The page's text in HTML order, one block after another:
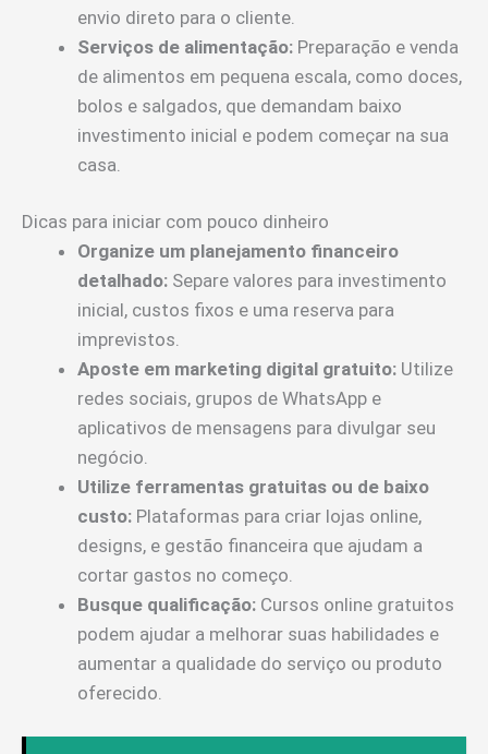
envio direto para o cliente.
Serviços de alimentação: Preparação e venda
de alimentos em pequena escala, como doces,
bolos e salgados, que demandam baixo
investimento inicial e podem começar na sua
casa.
Dicas para iniciar com pouco dinheiro
Organize um planejamento financeiro
detalhado: Separe valores para investimento
inicial, custos fixos e uma reserva para
imprevistos.
Aposte em marketing digital gratuito: Utilize
redes sociais, grupos de WhatsApp e
aplicativos de mensagens para divulgar seu
negócio.
Utilize ferramentas gratuitas ou de baixo
custo: Plataformas para criar lojas online,
designs, e gestão financeira que ajudam a
cortar gastos no começo.
Busque qualificação: Cursos online gratuitos
podem ajudar a melhorar suas habilidades e
aumentar a qualidade do serviço ou produto
oferecido.